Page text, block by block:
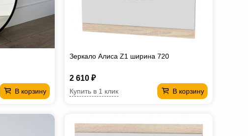
В корзину
Зеркало Алиса Z1 ширина 720
2 610 ₽
В корзину
Купить в 1 клик